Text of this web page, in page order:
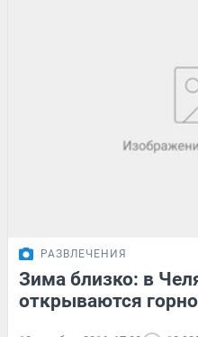
РАЗВЛЕЧЕНИЯ
Зима близко: в
открываются